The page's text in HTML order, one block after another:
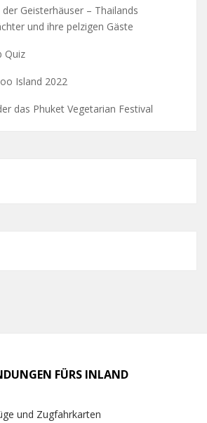
Geisterhäuser – Thailands
und ihre pelzigen Gäste
Quiz
Island 2022
das Phuket Vegetarian Festival
FÜRS INLAND
und Zugfahrkarten